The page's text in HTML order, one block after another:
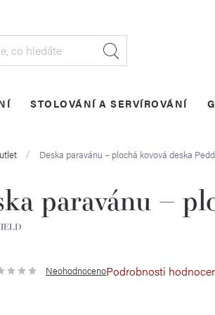
STOLOVÁNÍ A SERVÍROVÁNÍ
Deska paravánu – plochá kovová deska
paravánu –
NeohodnocenoPodrobnosti